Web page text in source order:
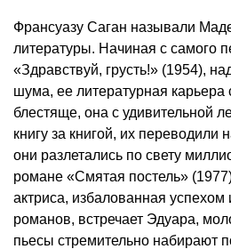
Франсуазу Саган называли
литературы. Начиная с самого
«Здравствуй, грусть!» (1954),
шума, ее литературная карьера
блестяще, она с удивительной
книгу за книгой, их переводили
они разлетались по свету
романе «Смятая постель»
актриса, избалованная успехом
романов, встречает Эдуара,
пьесы стремительно набирают